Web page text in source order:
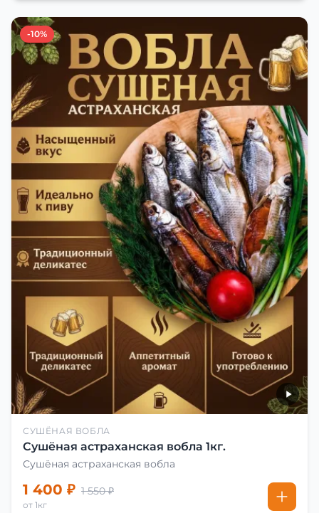
-10%
СУШЁНАЯ ВОБЛА
Сушёная астраханская вобла 1кг.
Сушёная астраханская вобла
1 400 ₽ 1 550 ₽
от 1кг